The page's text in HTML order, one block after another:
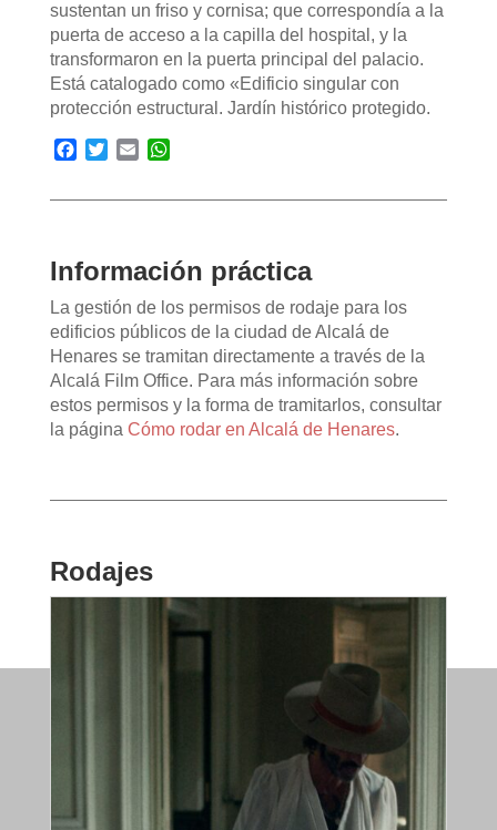
sustentan un friso y cornisa; que correspondía a la
puerta de acceso a la capilla del hospital, y la
transformaron en la puerta principal del palacio.
Está catalogado como «Edificio singular con
protección estructural. Jardín histórico protegido.
Facebook
TwitterEmail
Información práctica
La gestión de los permisos de rodaje para los
edificios públicos de la ciudad de Alcalá de
Henares se tramitan directamente a través de la
Alcalá Film Office. Para más información sobre
estos permisos y la forma de tramitarlos, consultar
la página Cómo rodar en Alcalá de Henares.
Rodajes